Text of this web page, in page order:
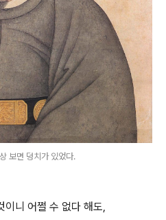
보면 덩치가 있었다.
이니 어쩔 수 없다 해도,